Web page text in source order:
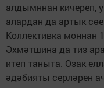
алдымннан кичереп,
алардан да артык
Коллективка моннан
Әхмәтшина да тиз
итеп таныта. Озак
әдәбияты серләрен